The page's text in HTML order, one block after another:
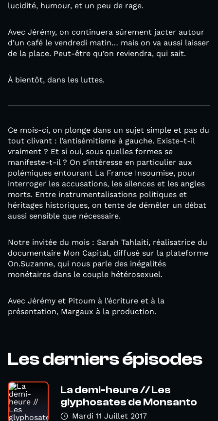
lucidité, humour, et un peu de rage.
Avec Jérémy, on continuera sûrement jacter autour
d’un café le vendredi matin… mais on va aussi laisser
de la place. Peut-être qu’on reviendra, qui sait.
À bientôt, dans les luttes.
Ce mois-ci, on plonge dans un sujet simple et pas du
tout clivant : l’antisémitisme à gauche. Existe-t-il
vraiment ? Et si oui, sous quelles formes se
manifeste-t-il ? On s’intéresse en particulier aux
polémiques entourant La France Insoumise, pour
interroger les accusations, les silences et les angles
morts. Entre instrumentalisations politiques et
héritages historiques, on tente de démêler un débat
aussi sensible que nécessaire.
Notre invitée du mois : Sarah Tahlaiti, réalisatrice du
documentaire Mon Capital, diffusé sur la plateforme
On.Suzanne, qui nous parle des inégalités
monétaires dans le couple hétérosexuel.
Avec Jérémy et Pitoum à l’écriture et à la
présentation, Margaux à la production.
Les derniers épisodes
La demi-heure // Les
glyphosates de Monsanto
Mardi 11 Juillet 2017